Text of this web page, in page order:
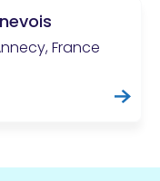
France